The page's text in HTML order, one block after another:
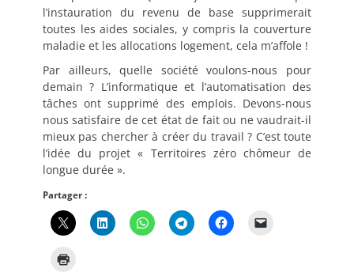
l’instauration du revenu de base supprimerait
toutes les aides sociales, y compris la couverture
maladie et les allocations logement, cela m’affole !
Par ailleurs, quelle société voulons-nous pour
demain ? L’informatique et l’automatisation des
tâches ont supprimé des emplois. Devons-nous
nous satisfaire de cet état de fait ou ne vaudrait-il
mieux pas chercher à créer du travail ? C’est toute
l’idée du projet « Territoires zéro chômeur de
longue durée ».
Partager :